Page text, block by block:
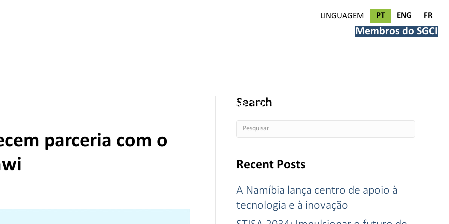
LINGUAGEM PT ENG FR
Membros do SGCI
Notícias Projetos
parceria com o
Search
Recent Posts
A Namíbia lança centro de apoio à
tecnologia e à inovação